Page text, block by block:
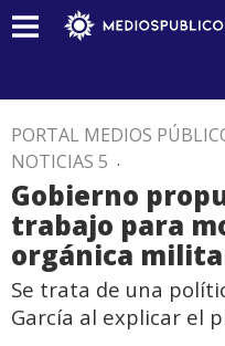
PORTAL MEDIOS
NOTICIAS 5 .
Gobierno
trabajo para
orgánica
Se trata de una
García al explicar el